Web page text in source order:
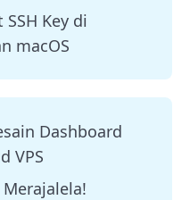
Key di
macOS
Dashboard
VPS